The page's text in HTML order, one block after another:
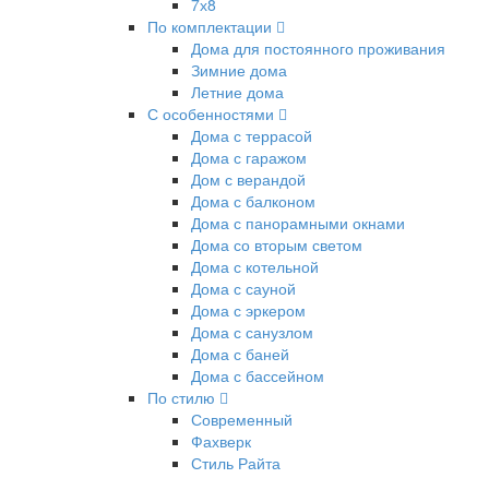
По комплектации
Дома для постоянного проживания
Зимние дома
Летние дома
С особенностями
Дома с террасой
Дома с гаражом
Дом с верандой
Дома с балконом
Дома с панорамными окнами
Дома со вторым светом
Дома с котельной
Дома с сауной
Дома с эркером
Дома с санузлом
Дома с баней
Дома с бассейном
По стилю
Современный
Фахверк
Стиль Райта